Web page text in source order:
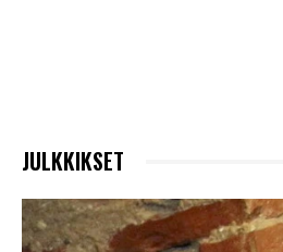
JULKKIKSET